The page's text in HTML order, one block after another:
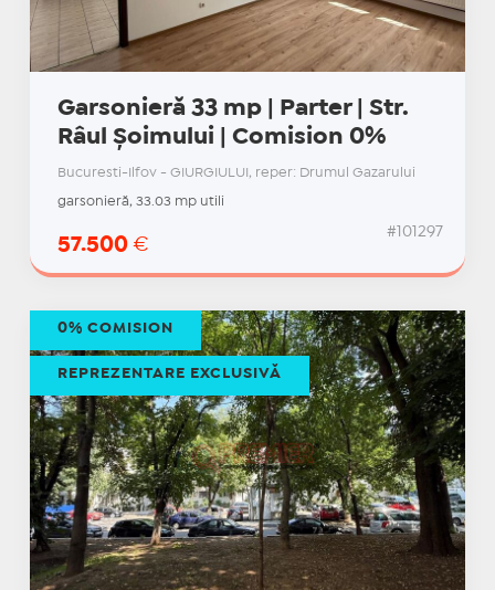
Garsonieră 33 mp | Parter | Str.
Râul Șoimului | Comision 0%
Bucuresti-Ilfov - GIURGIULUI, reper: Drumul Gazarului
garsonieră, 33.03 mp utili
57.500 €
#101297
0% COMISION
REPREZENTARE EXCLUSIVĂ